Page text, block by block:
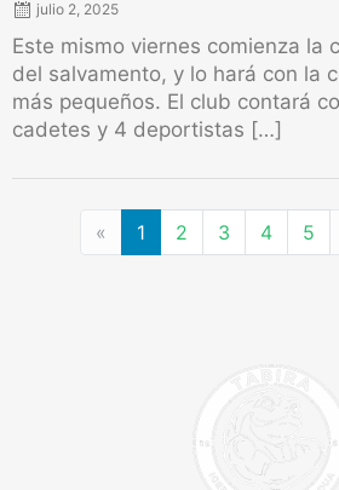
julio 2, 2025
Este mismo viernes comienza la
del salvamento, y lo hará con la
más pequeños. El club contará
cadetes y 4 deportistas […]
« 1 2 3 4 5